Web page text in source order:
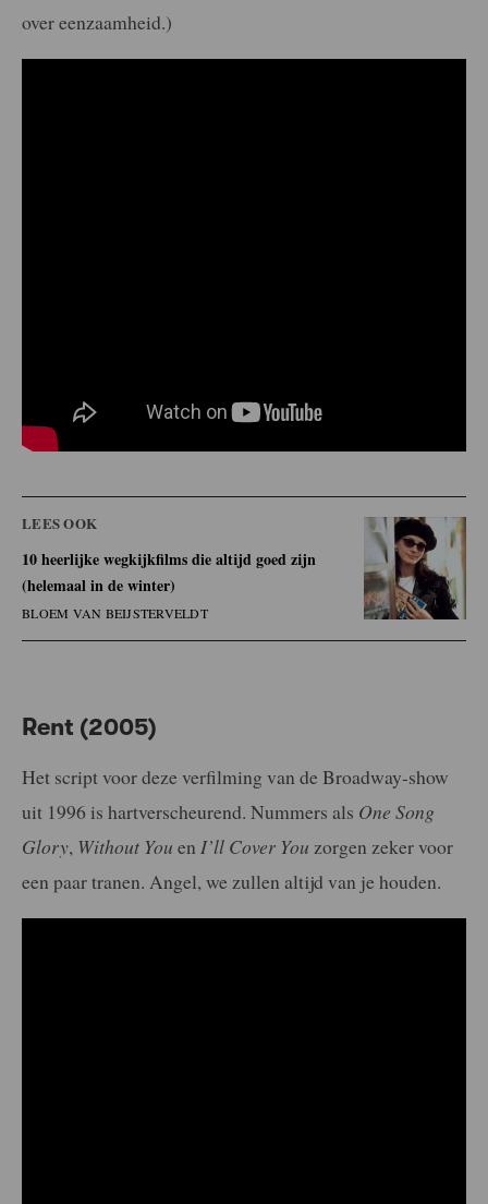
over eenzaamheid.)
LEES OOK
10 heerlijke wegkijkfilms die altijd goed zijn
(helemaal in de winter)
BLOEM VAN BEIJSTERVELDT
Rent (2005)
Het script voor deze verfilming van de Broadway-show
uit 1996 is hartverscheurend. Nummers als One Song
Glory, Without You en I’ll Cover You zorgen zeker voor
een paar tranen. Angel, we zullen altijd van je houden.